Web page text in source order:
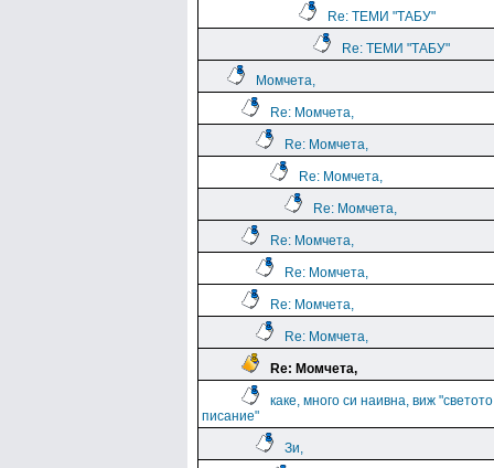
Re: ТЕМИ "ТАБУ"
Re: ТЕМИ "ТАБУ"
Момчета,
Re: Момчета,
Re: Момчета,
Re: Момчета,
Re: Момчета,
Re: Момчета,
Re: Момчета,
Re: Момчета,
Re: Момчета,
Re: Момчета,
каке, много си наивна, виж "светото
писание"
Зи,